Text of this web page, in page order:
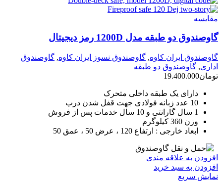
مقايسه
گاوصندوق دو طبقه مدل 1200D رمز دیجیتال
گاوصندوق ایران کاوه, گاوصندوق نسوز ایران کاوه, گاوصندوق
اداری, گاوصندوق دو طبقه
تومان19.400.000
دارای یک طبقه داخلی متحرک
10 عدد زبانه فولادی جهت قفل شدن درب
1 سال گارانتی و 10 سال خدمات پس از فروش
وزن 360 کیلوگرم
ابعاد خارجی : ارتفاع 120 ، عرض 50 ، عمق 50
افزودن به علاقه مندی
افزودن به سبد خرید
نمایش سریع